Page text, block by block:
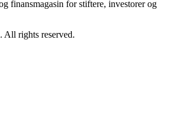
finansmagasin for stiftere, investorer og
All rights reserved.